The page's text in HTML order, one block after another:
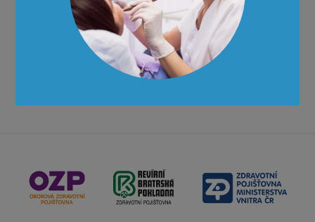
Komise CZUB zdravotní s.r.o. posoudí splnění hodnotících
kritérií a stanoví pořadí uchazečů o rezidenční místo.